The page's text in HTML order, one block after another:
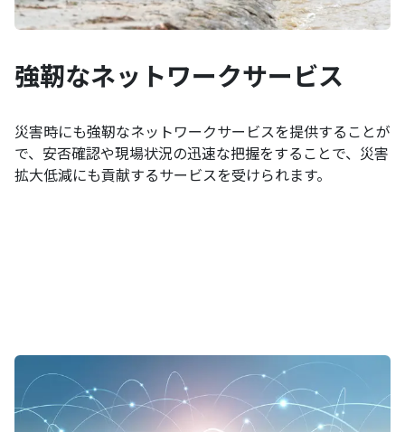
強靭なネットワークサービス
災害時にも強靭なネットワークサービスを提供することが
で、安否確認や現場状況の迅速な把握をすることで、災害
拡大低減にも貢献するサービスを受けられます。